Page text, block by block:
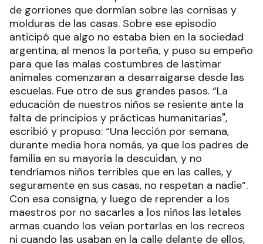
de gorriones que dormían sobre las cornisas y
molduras de las casas. Sobre ese episodio
anticipó que algo no estaba bien en la sociedad
argentina, al menos la porteña, y puso su empeño
para que las malas costumbres de lastimar
animales comenzaran a desarraigarse desde las
escuelas. Fue otro de sus grandes pasos. “La
educación de nuestros niños se resiente ante la
falta de principios y prácticas humanitarias",
escribió y propuso: “Una lección por semana,
durante media hora nomás, ya que los padres de
familia en su mayoría la descuidan, y no
tendríamos niños terribles que en las calles, y
seguramente en sus casas, no respetan a nadie”.
Con esa consigna, y luego de reprender a los
maestros por no sacarles a los niños las letales
armas cuando los veían portarlas en los recreos
ni cuando las usaban en la calle delante de ellos,